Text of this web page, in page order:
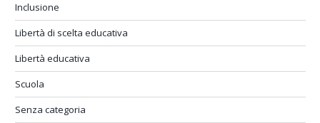
Inclusione
Libertà di scelta educativa
Libertà educativa
Scuola
Senza categoria